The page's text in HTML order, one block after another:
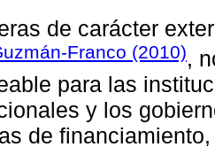
de carácter
Franco (2010),
para las
y los
de